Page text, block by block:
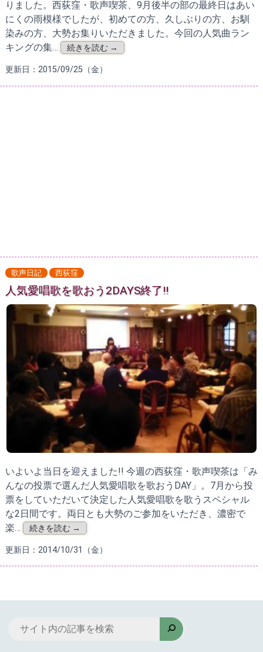
りました。西荻窪・歌声喫茶、9月後半の部の最終日はあい
にくの雨模様でしたが、初めての方、久しぶりの方、お馴
染みの方、大勢お集りいただきました。今回の人気曲ラン
キングの集…
続きを読む →
更新日：2015/09/25（金）
歌声日記 西荻窪
人気愛唱歌を歌おう2DAYS終了!!
いよいよ当日を迎えました!! 今週の西荻窪・歌声喫茶は「み
んなの投票で選んだ人気愛唱歌を歌おうDAY」。7月から投
票をしていただいて決定した人気愛唱歌を歌うスペシャル
な2日間です。両日とも大勢のご参加をいただき、濃密で
楽…
続きを読む →
更新日：2014/10/31（金）